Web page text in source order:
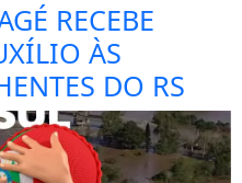
RECEBE
ÀS
DO RS